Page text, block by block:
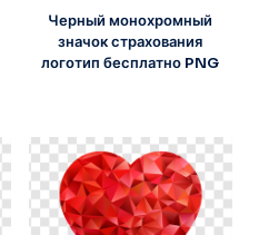
Черный монохромный
значок страхования
логотип бесплатно PNG